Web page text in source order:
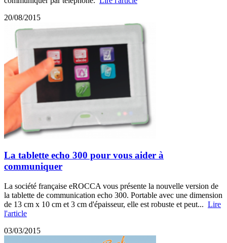
20/08/2015
La tablette echo 300 pour vous aider à
communiquer
La société française eROCCA vous présente la nouvelle version de
la tablette de communication echo 300. Portable avec une dimension
de 13 cm x 10 cm et 3 cm d'épaisseur, elle est robuste et peut... Lire
l'article
03/03/2015